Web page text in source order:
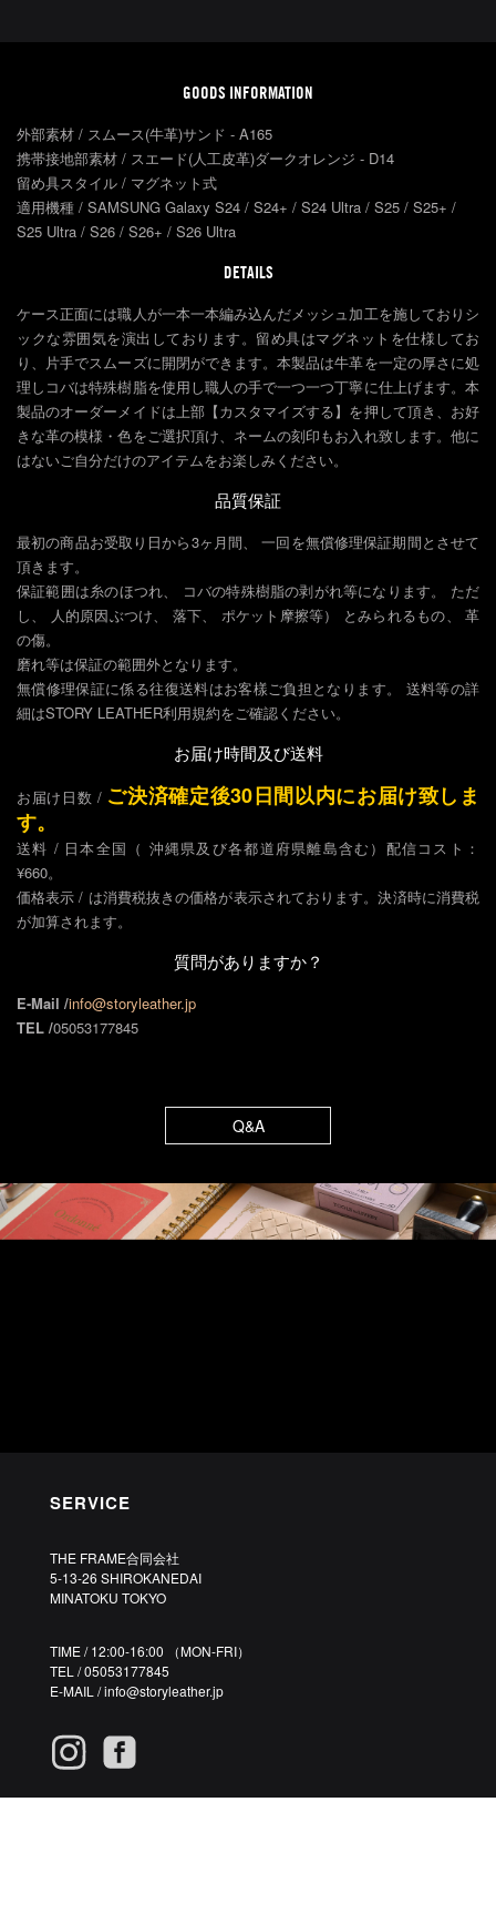
GOODS INFORMATION
外部素材 / スムース(牛革)サンド - A165
携帯接地部素材 / スエード(人工皮革)ダークオレンジ - D14
留め具スタイル / マグネット式
適用機種 / SAMSUNG Galaxy S24 / S24+ / S24 Ultra / S25 / S25+ /
S25 Ultra / S26 / S26+ / S26 Ultra
DETAILS
ケース正面には職人が一本一本編み込んだメッシュ加工を施しておりシ
ックな雰囲気を演出しております。留め具はマグネットを仕様してお
り、片手でスムーズに開閉ができます。本製品は牛革を一定の厚さに処
理しコバは特殊樹脂を使用し職人の手で一つ一つ丁寧に仕上げます。本
製品のオーダーメイドは上部【カスタマイズする】を押して頂き、お好
きな革の模様・色をご選択頂け、ネームの刻印もお入れ致します。他に
はないご自分だけのアイテムをお楽しみください。
品質保証
最初の商品お受取り日から3ヶ月間、 一回を無償修理保証期間とさせて
頂きます。
保証範囲は糸のほつれ、 コバの特殊樹脂の剥がれ等になります。 ただ
し、 人的原因ぶつけ、 落下、 ポケット摩擦等） とみられるもの、 革
の傷。
磨れ等は保証の範囲外となります。
無償修理保証に係る往復送料はお客樣ご負担となります。 送料等の詳
細はSTORY LEATHER利用規約をご確認ください。
お届け時間及び送料
お届け日数 / ご決済確定後30日間以内にお届け致しま
す。
送料 / 日本全国（ 沖縄県及び各都道府県離島含む）配信コスト：
¥660。
価格表示 / は消費税抜きの価格が表示されております。決済時に消費税
が加算されます。
質問がありますか？
E-Mail /info@storyleather.jp
TEL /05053177845
Q&A
SERVICE
THE FRAME合同会社
5-13-26 SHIROKANEDAI
MINATOKU TOKYO
TIME / 12:00-16:00 （MON-FRI）
TEL / 05053177845
E-MAIL /info@storyleather.jp